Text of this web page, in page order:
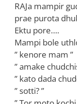
RAJa mampir
prae purota
Ektu pore….
Mampi bole
” kenore mam ”
” amake
” kato dada
” sotti? ”